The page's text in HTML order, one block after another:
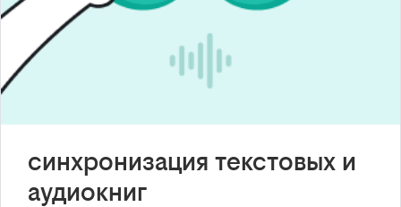
синхронизация текстовых и
аудиокниг